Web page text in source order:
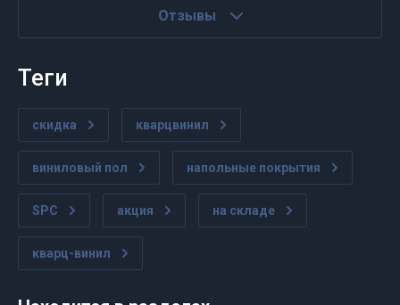
Отзывы
теги
скидка кварцвинил
виниловый пол напольные покрытия
SPC акция на складе
кварц-винил